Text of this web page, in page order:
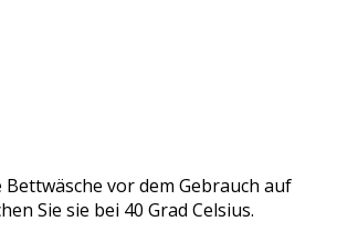
Bettwäsche vor dem Gebrauch auf
Sie sie bei 40 Grad Celsius.